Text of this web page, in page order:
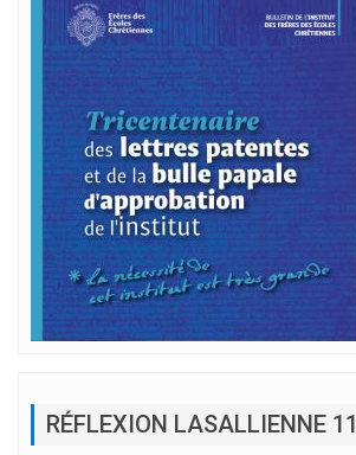
RÉFLEXION LASALLIENNE 11